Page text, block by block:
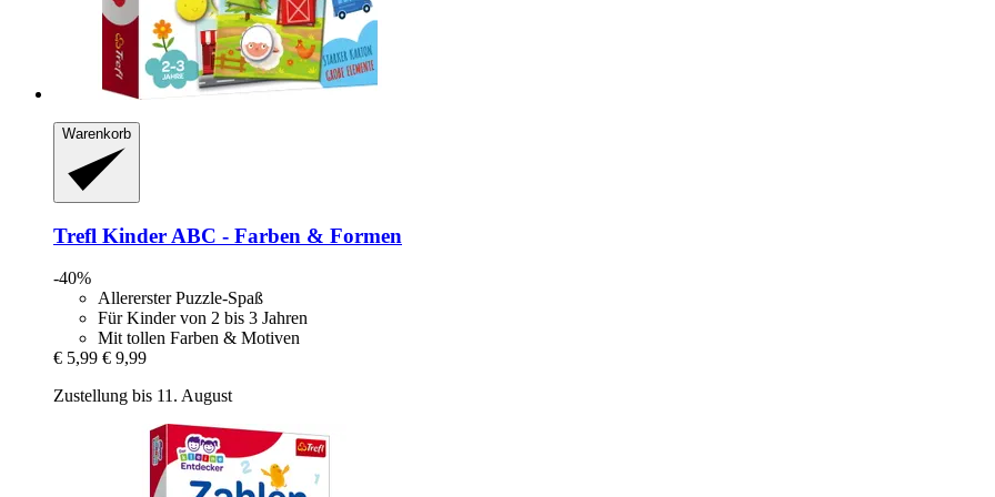
Warenkorb
Trefl Kinder ABC -​ Farben & Formen
-40%
Allererster Puzzle-Spaß
Für Kinder von 2 bis 3 Jahren
Mit tollen Farben & Motiven
€ 5,99 € 9,99
Zustellung bis 11. August